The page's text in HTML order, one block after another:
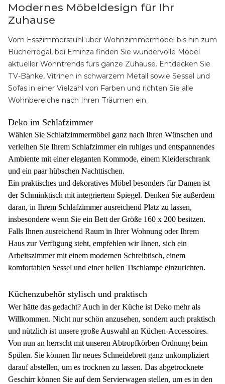
Modernes Möbeldesign für Ihr
Zuhause
Vom Esszimmerstuhl über Wohnzimmermöbel bis hin zum
Bücherregal, bei Eminza finden Sie wundervolle Möbel
aktueller Wohntrends fürs ganze Zuhause. Entdecken Sie
TV-Bänke, Vitrinen in schwarzem Metall sowie Sessel und
Sofas in einer Vielzahl von Farben und richten Sie alle
Wohnbereiche nach Ihren Träumen ein.
Deko im Schlafzimmer
Wählen Sie Schlafzimmermöbel ganz nach Ihren Wünschen und
verleihen Sie Ihrem Schlafzimmer ein ruhiges und entspannendes
Ambiente mit einer eleganten Kommode, einem Kleiderschrank
und ein paar hübschen Nachttischen.
Ein praktisches und dekoratives Möbel besonders für Damen ist
der Schminktisch mit integriertem Spiegel. Denken Sie außerdem
daran, in Ihrem Schlafzimmer ausreichend Platz zu lassen,
insbesondere wenn Sie ein Bett der Größe 160 x 200 besitzen.
Falls Ihnen ausreichend Raum in Ihrer Wohnung oder Ihrem
Haus zur Verfügung steht, empfehlen wir Ihnen, sich ein
Arbeitszimmer mit einem modernen Schreibtisch, einem
komfortablen Sessel und einer hellen Tischlampe einzurichten.
Küchenzubehör stylisch und praktisch
Wer hätte das gedacht? Auch in der Küche ist Deko mehr als
Willkommen. Nicht nur schön anzusehen, sondern auch praktisch
und nützlich ist unsere große Auswahl an Küchen-Accessoires.
Von nun an herrscht mit unseren Abtropfkörben Ordnung beim
Spülen. Sie können Ihr neues Schneidebrett ganz unkompliziert
darauf abstellen, um es trocknen zu lassen. Das abgetrocknete
Geschirr können Sie auf dem Servierwagen stellen, um es in den